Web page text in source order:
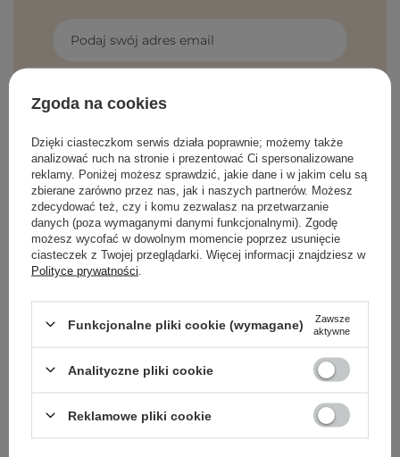
Podaj swój adres email
wiadomości marketingowych i
Cosibella sp. z o.o, zgodnie zpolityką
prywatności
ZAPISZ SIĘ
O NAS
MOJE KONTO
Zgoda na cookies
Dzięki ciasteczkom serwis działa poprawnie; możemy także
analizować ruch na stronie i prezentować Ci spersonalizowane
reklamy. Poniżej możesz sprawdzić, jakie dane i w jakim celu są
zbierane zarówno przez nas, jak i naszych partnerów. Możesz
zdecydować też, czy i komu zezwalasz na przetwarzanie
danych (poza wymaganymi danymi funkcjonalnymi). Zgodę
możesz wycofać w dowolnym momencie poprzez usunięcie
ciasteczek z Twojej przeglądarki. Więcej informacji znajdziesz w
Polityce prywatności
Funkcjonalne pliki cookie (wymagane)
Zawsze
aktywne
Analityczne pliki cookie
Reklamowe pliki cookie